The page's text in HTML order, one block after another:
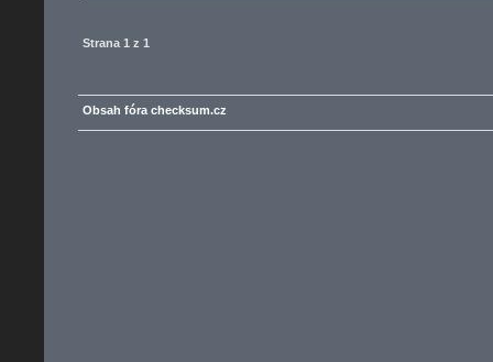
Strana 1 z 1
Obsah fóra checksum.cz